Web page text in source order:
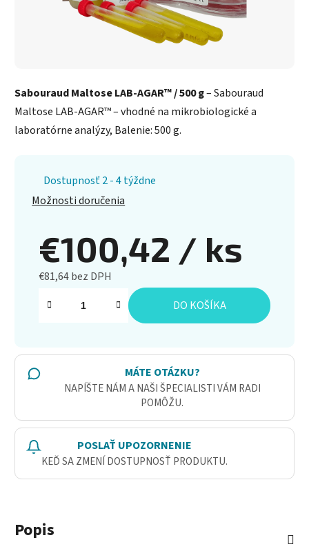
Sabouraud Maltose LAB-AGAR™ / 500 g– Sabouraud
Maltose LAB-AGAR™ – vhodné na mikrobiologické a
laboratórne analýzy, Balenie: 500 g.
Dostupnosť 2 - 4 týždne
Možnosti doručenia
€100,42 / ks
€81,64 bez DPH
Jednotková cena:
DO KOŠÍKA
MÁTE OTÁZKU?
NAPÍŠTE NÁM A NAŠI ŠPECIALISTI VÁM RADI
POMÔŽU.
POSLAŤ UPOZORNENIE
KEĎ SA ZMENÍ DOSTUPNOSŤ PRODUKTU.
Popis